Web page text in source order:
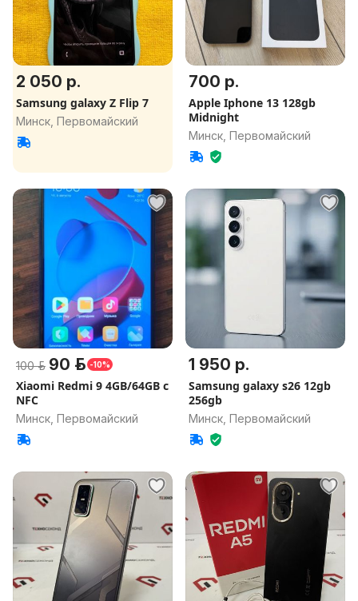
2 050 р.
Samsung galaxy Z Flip 7
Минск, Первомайский
700 р.
Apple Iphone 13 128gb
Midnight
Минск, Первомайский
100 р. 90 р. -10%
Xiaomi Redmi 9 4GB/64GB с
NFC
Минск, Первомайский
1 950 р.
Samsung galaxy s26 12gb
256gb
Минск, Первомайский